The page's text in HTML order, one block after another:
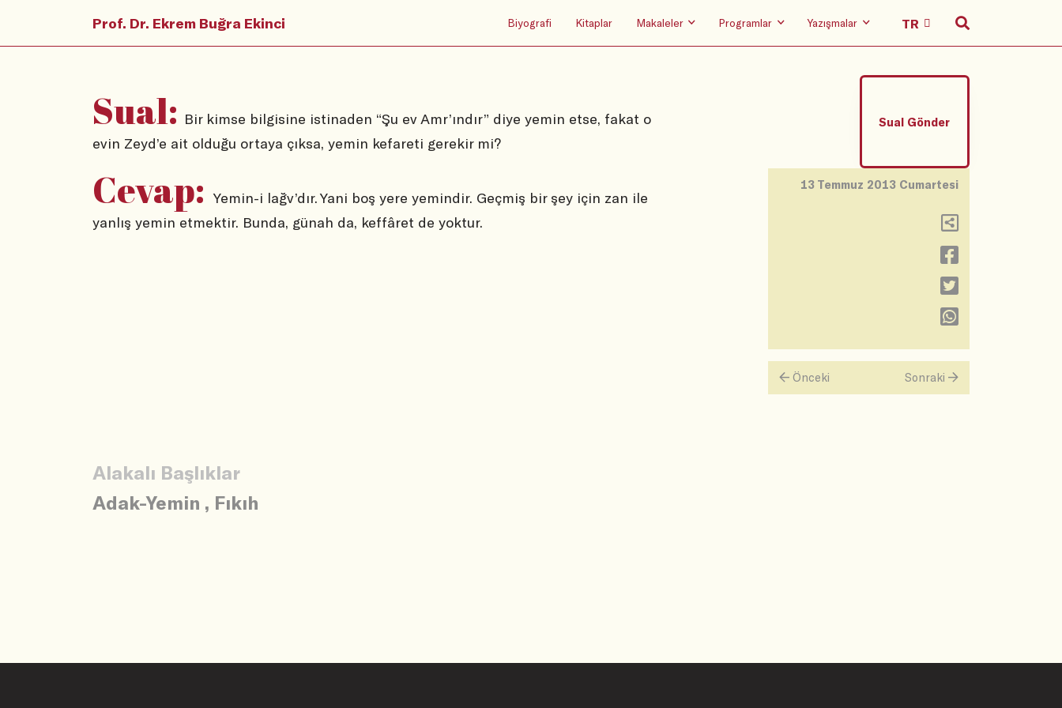
Prof. Dr. Ekrem Buğra Ekinci Biyografi Kitaplar Makaleler Programlar Yazışmalar
Sual: Bir kimse bilgisine istinaden “Şu ev Amr’ındır” diye yemin etse, fakat o
evin Zeyd’e ait olduğu ortaya çıksa, yemin kefareti gerekir mi?
Sual Gönder
Cevap: Yemin-i lağv’dır. Yani boş yere yemindir. Geçmiş bir şey için zan ile
yanlış yemin etmektir. Bunda, günah da, keffâret de yoktur.
13 Temmuz 2013 Cumartesi
Önceki Sonraki
Alakalı Başlıklar
Adak-Yemin , Fıkıh